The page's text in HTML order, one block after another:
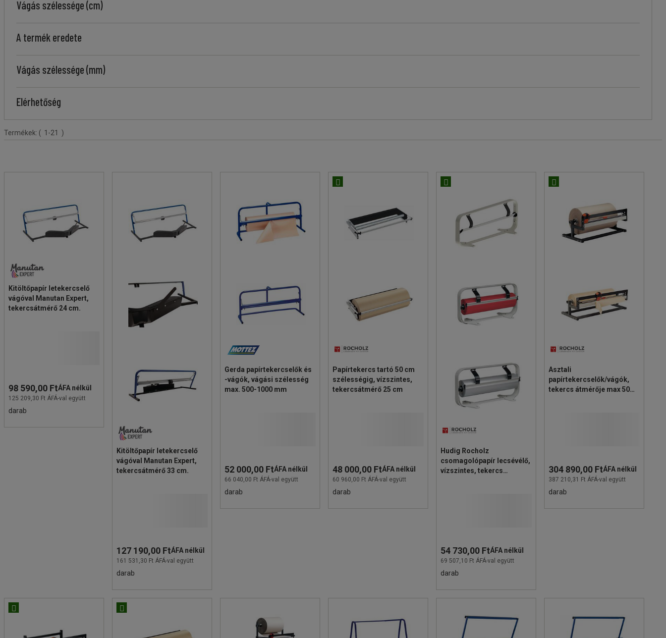
Vágás szélessége (cm)
A termék eredete
Vágás szélessége (mm)
Elérhetőség
Terméklista
Termékek: ( 1-21 )
Kitöltőpapír letekercselő
vágóval Manutan Expert,
tekercsátmérő 24 cm.
98 590,00 FtÁFA nélkül
125 209,30 Ft ÁFÁ-val együtt
darab
Kitöltőpapír letekercselő
vágóval Manutan Expert,
tekercsátmérő 33 cm.
127 190,00 FtÁFA nélkül
161 531,30 Ft ÁFÁ-val együtt
darab
Gerda papírtekercselők és
-vágók, vágási szélesség
max. 500-1000 mm
52 000,00 FtÁFA nélkül
66 040,00 Ft ÁFÁ-val együtt
darab
Papírtekercs tartó 50 cm
szélességig, vízszintes,
tekercsátmérő 25 cm
48 000,00 FtÁFA nélkül
60 960,00 Ft ÁFÁ-val együtt
darab
Hudig Rocholz
csomagolópapír lecsévélő,
vízszintes, tekercs
54 730,00 FtÁFA nélkül
69 507,10 Ft ÁFÁ-val együtt
darab
Asztali
papírtekercselők/vágók,
tekercs átmérője max 50
304 890,00 FtÁFA nélkül
387 210,31 Ft ÁFÁ-val együtt
darab